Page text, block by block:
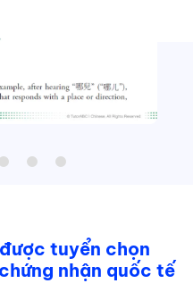
tuyển chọn
nhận quốc tế